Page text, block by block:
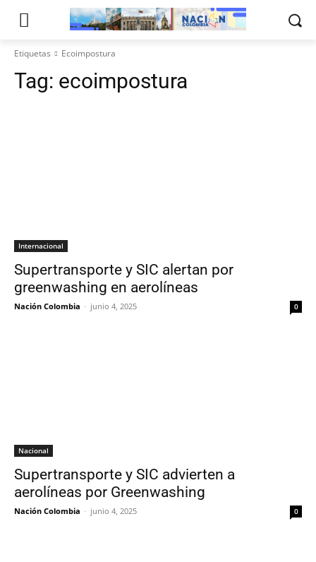
Etiquetas Ecoimpostura
Tag: ecoimpostura
Internacional
Supertransporte y SIC alertan por
greenwashing en aerolíneas
Nación Colombia - junio 4, 2025 0
Nacional
Supertransporte y SIC advierten a
aerolíneas por Greenwashing
Nación Colombia - junio 4, 2025 0